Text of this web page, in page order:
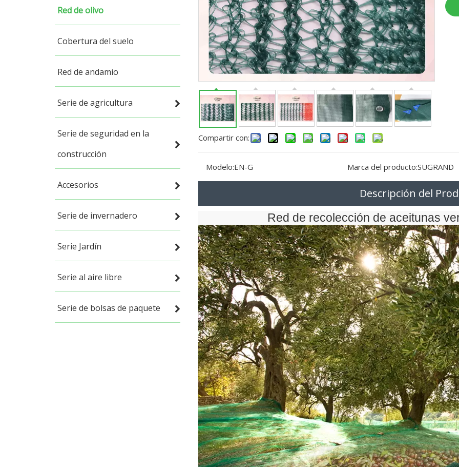
Red de olivo
Cobertura del suelo
Red de andamio
Serie de agricultura
Serie de seguridad en la
construcción
Accesorios
Serie de invernadero
Serie Jardín
Serie al aire libre
Serie de bolsas de paquete
Compartir con:
Modelo:EN-G Marca del producto:SUGRAND
Descripción del
Red de recolección de aceitunas